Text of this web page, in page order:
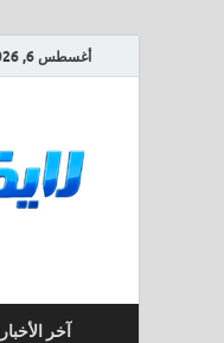
أغسطس 6, 2026
آخر الأخبار